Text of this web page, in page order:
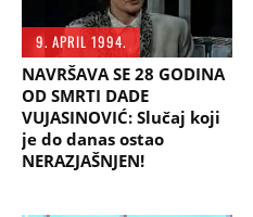
9. APRIL 1994.
NAVRŠAVA SE 28 GODINA
OD SMRTI DADE
VUJASINOVIĆ: Slučaj koji
je do danas ostao
NERAZJAŠNJEN!